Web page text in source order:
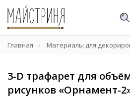
Главная Материалы для
3-D трафарет для
рисунков «Орнамент-